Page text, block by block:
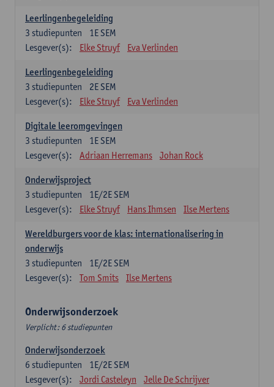
Leerlingenbegeleiding
1E SEM
3 studiepunten
Lesgever(s):
Elke Struyf Eva Verlinden
Leerlingenbegeleiding
2E SEM
3 studiepunten
Lesgever(s):
Elke Struyf Eva Verlinden
Digitale leeromgevingen
1E SEM
3 studiepunten
Lesgever(s):
Adriaan Herremans Johan Rock
Onderwijsproject
1E/2E SEM
3 studiepunten
Lesgever(s):
Elke Struyf Hans Ihmsen Ilse Mertens
Wereldburgers voor de klas: internationalisering in
onderwijs
1E/2E SEM
3 studiepunten
Lesgever(s):
Tom Smits Ilse Mertens
Onderwijsonderzoek
Verplicht: 6 studiepunten
Onderwijsonderzoek
1E/2E SEM
6 studiepunten
Lesgever(s):
Jordi Casteleyn Jelle De Schrijver